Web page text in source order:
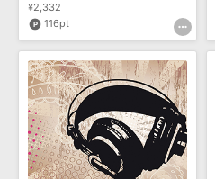
¥2,332
116pt